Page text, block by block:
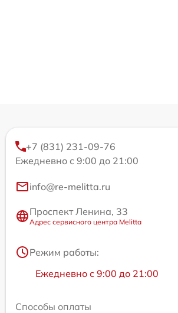
+7 (831) 231-09-76
Ежедневно с 9:00 до 21:00
info@re-melitta.ru
Проспект Ленина, 33
Адрес сервисного центра Melitta
Режим работы:
Ежедневно с 9:00 до 21:00
Способы оплаты